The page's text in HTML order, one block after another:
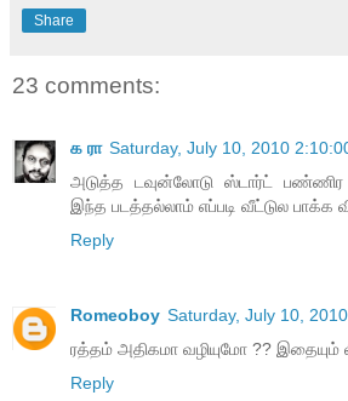
Share
23 comments:
க ரா Saturday, July 10, 2010
அடுத்த டவுன்லோடு ஸ்டார்ட் பண்ணிர
இந்த படத்தல்லாம் எப்படி வீட்டுல பாக்க
Reply
Romeoboy Saturday, July 10,
ரத்தம் அதிகமா வழியுமோ ?? இதையும்
Reply